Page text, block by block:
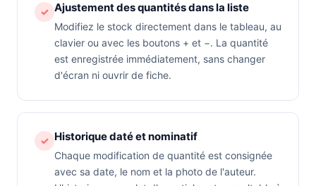
✓ Ajustement des quantités dans la liste
Modifiez le stock directement dans le tableau, au
clavier ou avec les boutons + et −. La quantité
est enregistrée immédiatement, sans changer
d'écran ni ouvrir de fiche.
✓ Historique daté et nominatif
Chaque modification de quantité est consignée
avec sa date, le nom et la photo de l'auteur.